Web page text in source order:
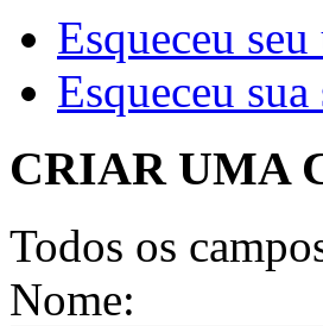
Esqueceu
Esqueceu sua
CRIAR UMA
Todos os
Nome: